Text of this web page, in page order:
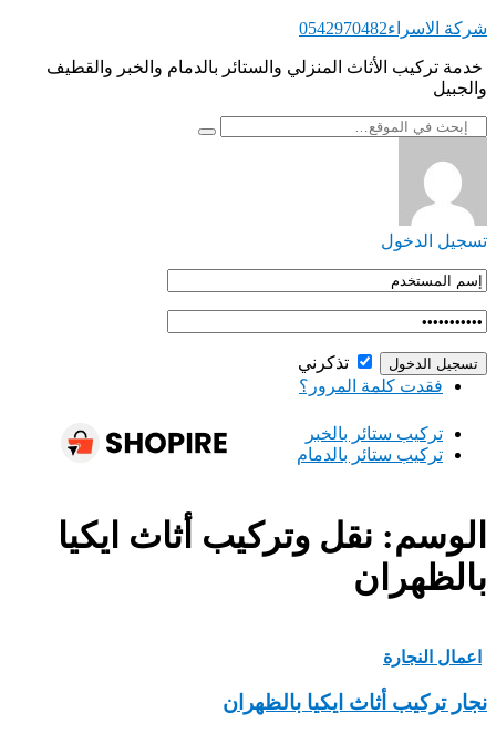
التجاوز
المحتوى
شركة الاسراء0542970482
‏ ‏خدمة تركيب الأثاث المنزلي والستائر بالدمام والخبر والقطيف
والجبيل
تسجيل الدخول
تذكرني
فقدت كلمة المرور؟
‏تركيب ستائر بالخبر
‏تركيب ستائر بالدمام
الوسم: نقل وتركيب أثاث ايكيا
بالظهران
اعمال النجارة
نجار تركيب أثاث ايكيا بالظهران